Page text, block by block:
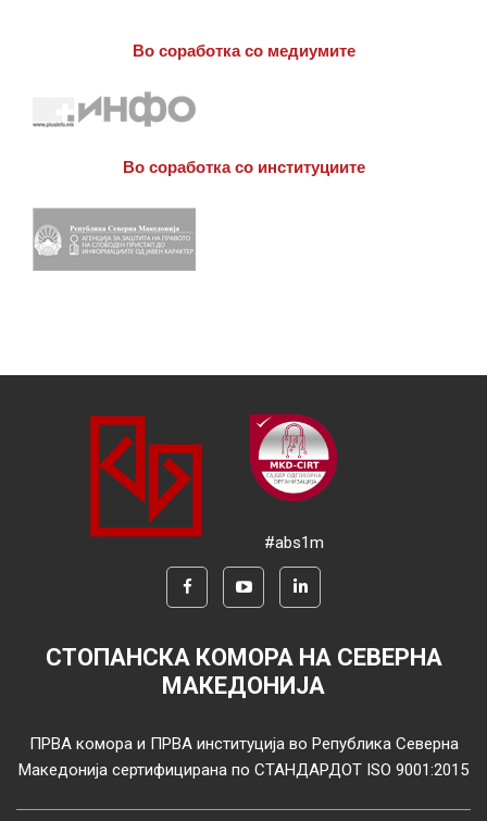
Во соработка со медиумите
Во соработка со институциите
#abs1m
СТОПАНСКА КОМОРА НА СЕВЕРНА
МАКЕДОНИЈА
ПРВА комора и ПРВА институција во Република Северна
Македонија сертифицирана по СТАНДАРДОТ ISO 9001:2015